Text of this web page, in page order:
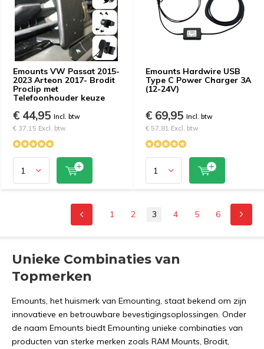
Emounts VW Passat 2015-
2023 Arteon 2017- Brodit
Proclip met
Telefoonhouder keuze
€ 44,95 Incl. btw
€ 37,15 Excl. btw
Emounts Hardwire USB
Type C Power Charger 3A
(12-24V)
€ 69,95 Incl. btw
€ 57,81 Excl. btw
1 2 3 4 5 6
Unieke Combinaties van
Topmerken
Emounts, het huismerk van Emounting, staat bekend om zijn
innovatieve en betrouwbare bevestigingsoplossingen. Onder
de naam Emounts biedt Emounting unieke combinaties van
producten van sterke merken zoals RAM Mounts, Brodit,